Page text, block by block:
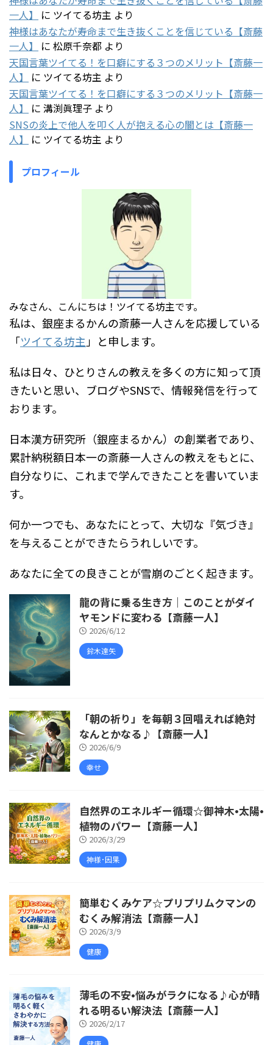
一人】
に ツイてる坊主 より
神様はあなたが寿命まで生き抜くことを信じている【斎藤
一人】
に 松原千奈都 より
天国言葉ツイてる！を口癖にする３つのメリット【斎藤一
人】
に ツイてる坊主 より
天国言葉ツイてる！を口癖にする３つのメリット【斎藤一
人】
に 溝渕眞理子 より
SNSの炎上で他人を叩く人が抱える心の闇とは【斎藤一
人】
に ツイてる坊主 より
プロフィール
みなさん、こんにちは！ツイてる坊主です。
私は、銀座まるかんの斎藤一人さんを応援している
「ツイてる坊主 」と申します。
私は日々、ひとりさんの教えを多くの方に知って頂
きたいと思い、ブログやSNSで、情報発信を行って
おります。
日本漢方研究所（銀座まるかん）の創業者であり、
累計納税額日本一の斎藤一人さんの教えをもとに、
自分なりに、これまで学んできたことを書いていま
す。
何か一つでも、あなたにとって、大切な『気づき』
を与えることができたらうれしいです。
あなたに全ての良きことが雪崩のごとく起きます。
龍の背に乗る生き方｜このことがダイ
ヤモンドに変わる【斎藤一人】
2026/6/12
鈴木達矢
「朝の祈り」を毎朝３回唱えれば絶対
なんとかなる♪【斎藤一人】
2026/6/9
幸せ
自然界のエネルギー循環☆御神木•太陽•
植物のパワー【斎藤一人】
2026/3/29
神様･因果
簡単むくみケア☆プリプリムクマンの
むくみ解消法【斎藤一人】
2026/3/9
健康
薄毛の不安•悩みがラクになる♪心が晴
れる明るい解決法【斎藤一人】
2026/2/17